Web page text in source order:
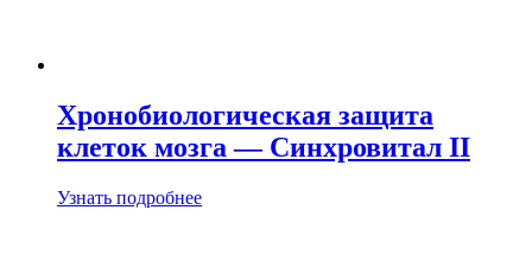
Хронобиологическая защита
клеток мозга — Синхровитал II
Узнать подробнее